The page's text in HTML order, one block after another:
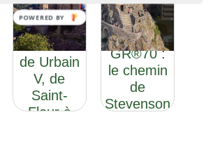
GR®670 :
le chemin
de Urbain
V, de
Saint-
Flour à
GR®70 :
le chemin
de
Stevenson
POWERED BY